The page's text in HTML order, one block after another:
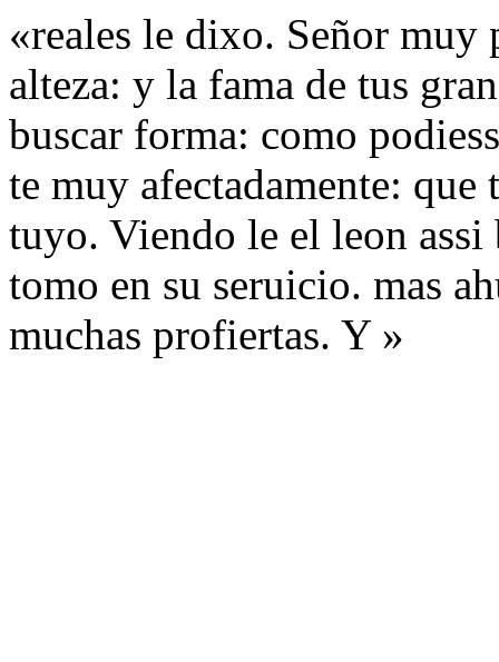
«reales le dixo. Señor muy
alteza: y la fama de tus
buscar forma: como
te muy afectadamente:
tuyo. Viendo le el leon
tomo en su seruicio. mas
muchas profiertas. Y »